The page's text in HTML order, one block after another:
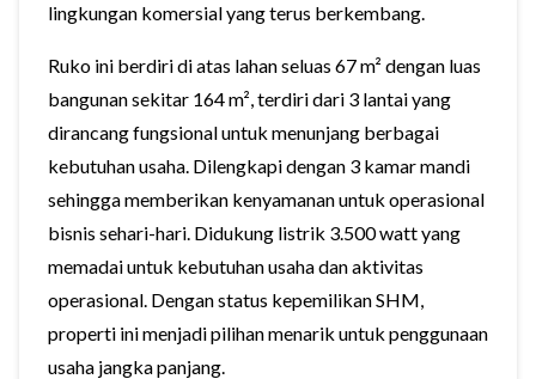
lingkungan komersial yang terus berkembang.
Ruko ini berdiri di atas lahan seluas 67 m² dengan luas
bangunan sekitar 164 m², terdiri dari 3 lantai yang
dirancang fungsional untuk menunjang berbagai
kebutuhan usaha. Dilengkapi dengan 3 kamar mandi
sehingga memberikan kenyamanan untuk operasional
bisnis sehari-hari. Didukung listrik 3.500 watt yang
memadai untuk kebutuhan usaha dan aktivitas
operasional. Dengan status kepemilikan SHM,
properti ini menjadi pilihan menarik untuk penggunaan
usaha jangka panjang.